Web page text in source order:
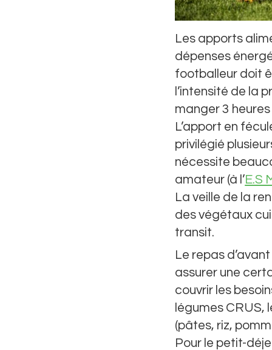
Les apports
dépenses
footballeur doit
l’intensité de la
manger 3
L’apport en
privilégié
nécessite
amateur (à l’E.S
La veille de la
des végétaux
transit.
Le repas
assurer une
couvrir les
légumes CRUS,
(pâtes, riz,
Pour le petit-